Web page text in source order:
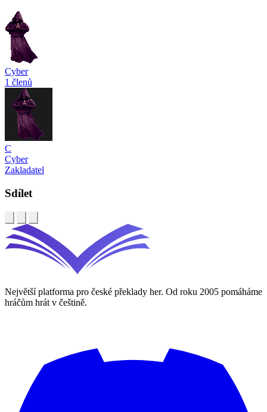
Cyber
1 členů
C
Cyber
Zakladatel
Sdílet
Největší platforma pro české překlady her. Od roku 2005 pomáháme
hráčům hrát v češtině.